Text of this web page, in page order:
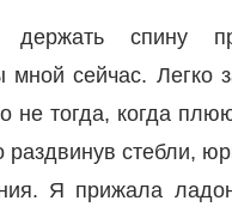
спину
мной сейчас. Легко
не тогда, когда
стебли,
Я прижала